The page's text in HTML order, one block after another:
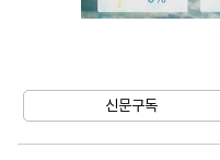
신문구독